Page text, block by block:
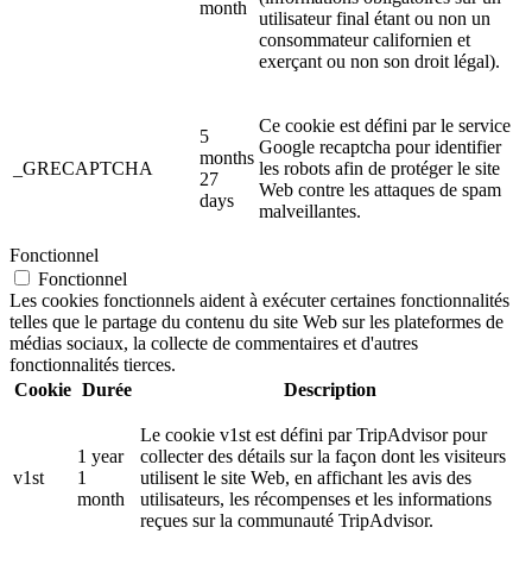
month
utilisateur final étant ou non un
consommateur californien et
exerçant ou non son droit légal).
_GRECAPTCHA
5
months
27
days
Ce cookie est défini par le service
Google recaptcha pour identifier
les robots afin de protéger le site
Web contre les attaques de spam
malveillantes.
Fonctionnel
Fonctionnel
Les cookies fonctionnels aident à exécuter certaines fonctionnalités
telles que le partage du contenu du site Web sur les plateformes de
médias sociaux, la collecte de commentaires et d'autres
fonctionnalités tierces.
Cookie Durée Description
v1st
1 year
1
month
Le cookie v1st est défini par TripAdvisor pour
collecter des détails sur la façon dont les visiteurs
utilisent le site Web, en affichant les avis des
utilisateurs, les récompenses et les informations
reçues sur la communauté TripAdvisor.